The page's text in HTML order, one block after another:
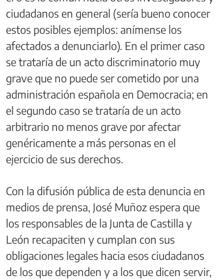
ciudadanos en general (sería bueno conocer
estos posibles ejemplos: anímense los
afectados a denunciarlo). En el primer caso
se trataría de un acto discriminatorio muy
grave que no puede ser cometido por una
administración española en Democracia; en
el segundo caso se trataría de un acto
arbitrario no menos grave por afectar
genéricamente a más personas en el
ejercicio de sus derechos.
Con la difusión pública de esta denuncia en
medios de prensa, José Muñoz espera que
los responsables de la Junta de Castilla y
León recapaciten y cumplan con sus
obligaciones legales hacia esos ciudadanos
de los que dependen y a los que dicen servir,